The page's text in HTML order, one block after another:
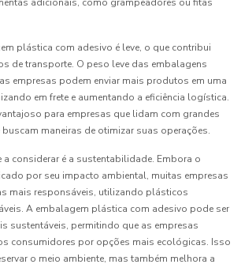
plástica com adesivo é leve, o que contribui
de transporte. O peso leve das embalagens
empresas podem enviar mais produtos em uma
em frete e aumentando a eficiência logística.
para empresas que lidam com grandes
maneiras de otimizar suas operações.
considerar é a sustentabilidade. Embora o
por seu impacto ambiental, muitas empresas
mais responsáveis, utilizando plásticos
A embalagem plástica com adesivo pode ser
sustentáveis, permitindo que as empresas
consumidores por opções mais ecológicas. Isso
o meio ambiente, mas também melhora a